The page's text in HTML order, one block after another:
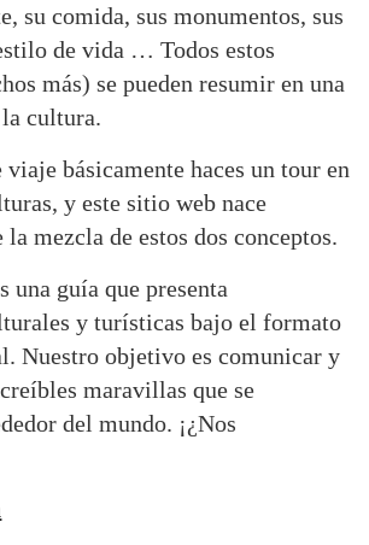
su comida, sus monumentos, sus
de vida … Todos estos
más) se pueden resumir en una
cultura.
viaje básicamente haces un tour en
y este sitio web nace
la mezcla de estos dos conceptos.
una guía que presenta
y turísticas bajo el formato
Nuestro objetivo es comunicar y
maravillas que se
del mundo. ¡¿Nos